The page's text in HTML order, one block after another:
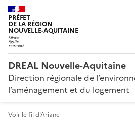
PRÉFET
DE LA RÉGION
NOUVELLE-AQUITAINE
DREAL Nouvelle-Aquitaine
Direction régionale de
l’aménagement et du logement
Voir le fil d'Ariane